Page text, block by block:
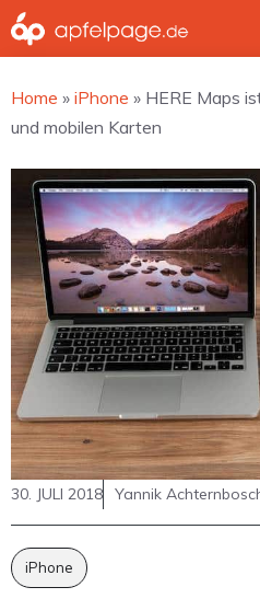
Zum
Inhalt
Home » iPhone » HERE Maps
und mobilen Karten
30. JULI 2018 Yannik
iPhone